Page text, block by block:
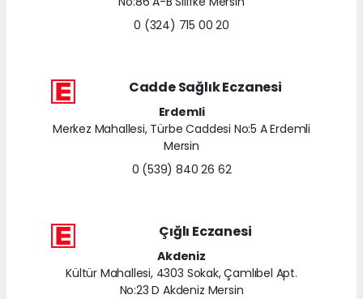
0 (324) 715 00 20
Cadde Sağlık Eczanesi
Erdemli
Merkez Mahallesi, Türbe Caddesi No:5 A Erdemli
Mersin
0 (539) 840 26 62
Çığlı Eczanesi
Akdeniz
Kültür Mahallesi, 4303 Sokak, Çamlıbel Apt.
No:23 D Akdeniz Mersin